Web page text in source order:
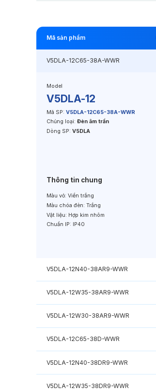
Mã sản phẩm
V5DLA-12C65-38A-WWR
Model
V5DLA-12
Mã SP: V5DLA-12C65-38A-WWR
Chủng loại: Đèn âm trần
Dòng SP: V5DLA
Thông tin chung
Màu vỏ: Viền trắng
Màu chóa đèn: Trắng
Vật liệu: Hợp kim nhôm
Chuẩn IP:
IP40
V5DLA-12N40-38AR9-WWR
V5DLA-12W35-38AR9-WWR
V5DLA-12W30-38AR9-WWR
V5DLA-12C65-38D-WWR
V5DLA-12N40-38DR9-WWR
V5DLA-12W35-38DR9-WWR